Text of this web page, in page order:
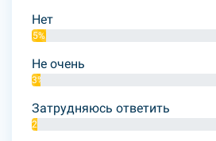
Нет
5%
Не очень
3%
Затрудняюсь ответить
2%